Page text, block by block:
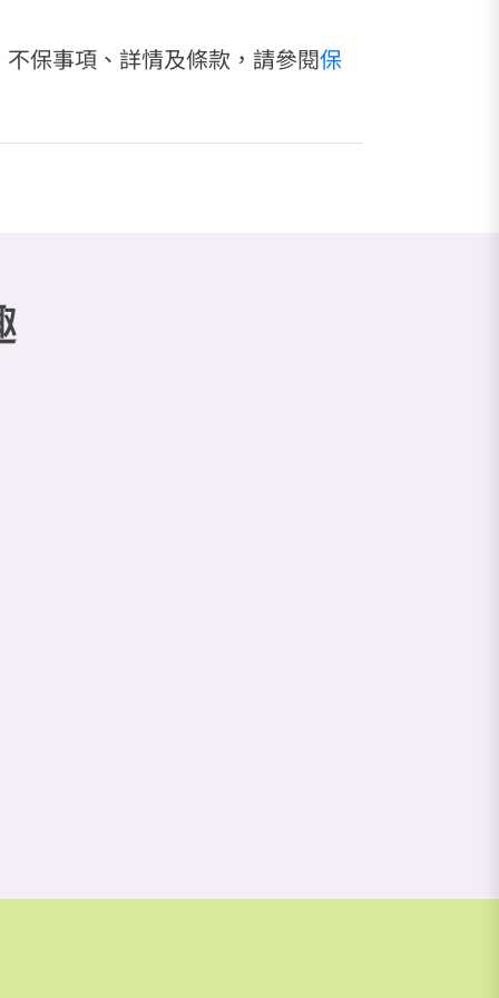
保事項、詳情及條款，請參閱保